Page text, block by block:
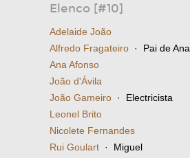
Elenco [#10]
Adelaide João
Alfredo Fragateiro · Pai de Ana
Ana Afonso
João d'Ávila
João Gameiro · Electricista
Leonel Brito
Nicolete Fernandes
Rui Goulart · Miguel